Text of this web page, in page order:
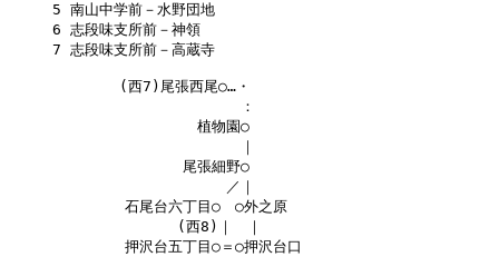
5 南山中学前－水野団地
6 志段味支所前－神領
7 志段味支所前－高蔵寺
(西7)尾張西尾○…・
：
植物園○
｜
尾張細野○
／｜
石尾台六丁目○　○外之原
(西8)｜　｜
押沢台五丁目○＝○押沢台口